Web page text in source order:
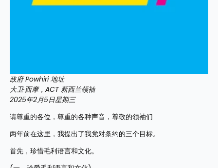
政府 Powhiri 地址
大卫·西摩，ACT 新西兰领袖
2025年2月5日星期三
请尊重的各位，尊重的各种声音，尊敬的领袖们
两年前在这里，我提出了我党对条约的三个目标。
首先，珍惜毛利语言和文化。